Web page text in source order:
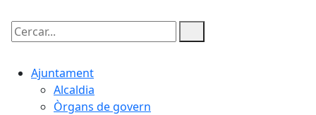
Cercar:
Ajuntament
Alcaldia
Òrgans de govern